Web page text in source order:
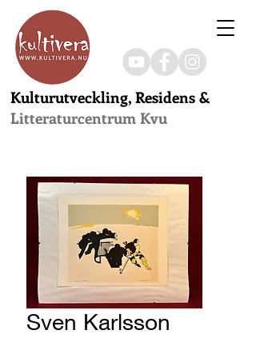
Kulturutveckling, Residens &
Litteraturcentrum Kvu
Sven Karlsson